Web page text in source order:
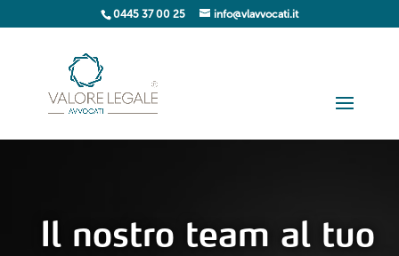
0445 37 00 25 info@vlavvocati.it
Il nostro team al tuo